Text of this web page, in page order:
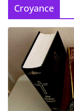
monde
(4ème
Croyance